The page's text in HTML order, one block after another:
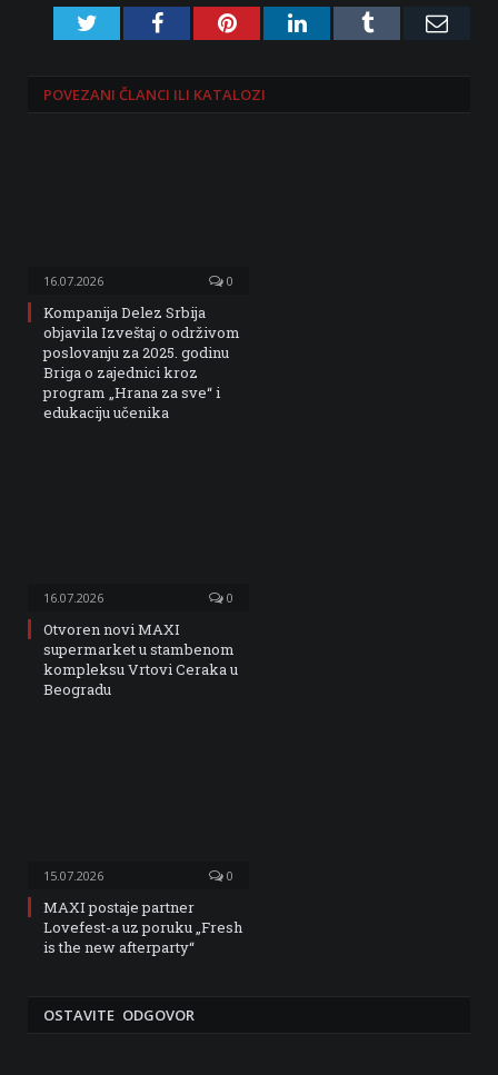
TwitterFacebookPinterestLinkedInTumblr
POVEZANI ČLANCI ILI KATALOZI
16.07.2026 0
Kompanija Delez Srbija
objavila Izveštaj o održivom
poslovanju za 2025. godinu
Briga o zajednici kroz
program „Hrana za sve“ i
edukaciju učenika
16.07.2026 0
Otvoren novi MAXI
supermarket u stambenom
kompleksu Vrtovi Ceraka u
Beogradu
15.07.2026 0
MAXI postaje partner
Lovefest-a uz poruku „Fresh
is the new afterparty“
OSTAVITE ODGOVOR